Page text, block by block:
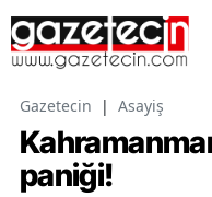
Gazetecin | Asayiş
paniği!